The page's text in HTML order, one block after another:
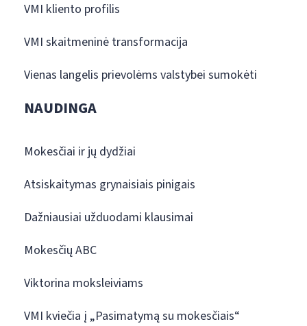
VMI kliento profilis
VMI skaitmeninė transformacija
Vienas langelis prievolėms valstybei sumokėti
NAUDINGA
Mokesčiai ir jų dydžiai
Atsiskaitymas grynaisiais pinigais
Dažniausiai užduodami klausimai
Mokesčių ABC
Viktorina moksleiviams
VMI kviečia į „Pasimatymą su mokesčiais“